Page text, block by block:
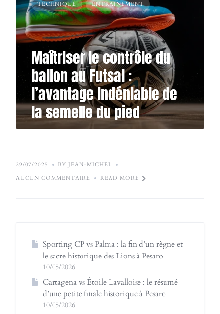
TECHNIQUE ENTRAINEMENT
Maîtriser le contrôle du
ballon au Futsal :
l’avantage indéniable de
la semelle du pied
29/07/2025
BY JEAN-MICHEL
AUCUN COMMENTAIRE
READ MORE
Sporting CP vs Palma : la fin d’un règne et
le sacre historique des Lions à Pesaro
10/05/2026
Cartagena vs Étoile Lavalloise : le résumé
d’une petite finale historique à Pesaro
10/05/2026